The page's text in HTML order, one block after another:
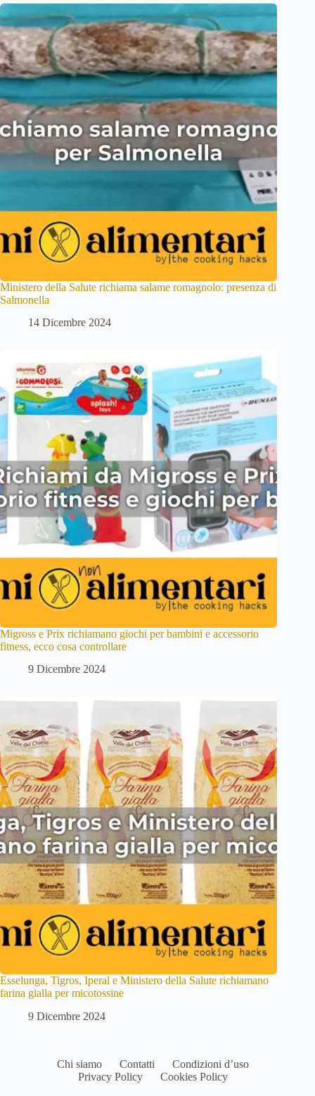
Ministero della Salute richiama salame romagnolo: presenza di
Salmonella
14 Dicembre 2024
Migross e Prix richiamano giochi per bambini e accessorio
fitness, ecco cosa controllare
9 Dicembre 2024
Esselunga, Tigros, Iperal e Ministero della Salute richiamano
farina gialla per micotossine
9 Dicembre 2024
Chi siamo Contatti
Condizioni d’uso
Privacy Policy
Cookies Policy